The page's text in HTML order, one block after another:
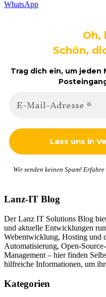
WhatsApp
Oh,
Schön,
Trag dich ein, um
Wir senden keinen Spam!
Lanz-IT Blog
Der Lanz IT Solutions Blog
und aktuelle Entwicklungen
Webentwicklung, Hosting und
Automatisierung, Open-
Management – hier finden
hilfreiche Informationen, um
Kategorien